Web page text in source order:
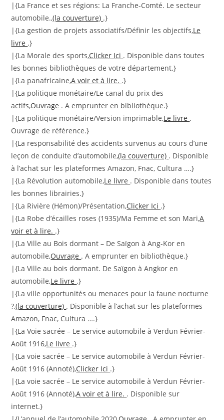
|{La France et ses régions: La Franche-Comté. Le secteur
automobile.,(la couverture) .}
|{La gestion de projets associatifs/Définir les objectifs,Le
livre .}
|{La Morale des sports,Clicker Ici . Disponible dans toutes
les bonnes bibliothèques de votre département.}
|{La panafricaine,A voir et à lire. .}
|{La politique monétaire/Le canal du prix des
actifs,Ouvrage . A emprunter en bibliothèque.}
|{La politique monétaire/Version imprimable,Le livre .
Ouvrage de référence.}
|{La responsabilité des accidents survenus au cours d’une
leçon de conduite d’automobile,(la couverture) . Disponible
à l’achat sur les plateformes Amazon, Fnac, Cultura ….}
|{La Révolution automobile,Le livre . Disponible dans toutes
les bonnes librairies.}
|{La Rivière (Hémon)/Présentation,Clicker Ici .}
|{La Robe d’écailles roses (1935)/Ma Femme et son Mari,A
voir et à lire. .}
|{La Ville au Bois dormant – De Saïgon à Ang-Kor en
automobile,Ouvrage . A emprunter en bibliothèque.}
|{La Ville au bois dormant. De Saïgon à Angkor en
automobile,Le livre .}
|{La ville opportunités ou menaces pour la faune nocturne
?,(la couverture) . Disponible à l’achat sur les plateformes
Amazon, Fnac, Cultura ….}
|{La Voie sacrée – Le service automobile à Verdun Février-
Août 1916,Le livre .}
|{La voie sacrée – Le service automobile à Verdun Février-
Août 1916 (Annoté),Clicker Ici .}
|{La voie sacrée – Le service automobile à Verdun Février-
Août 1916 (Annoté),A voir et à lire. . Disponible sur
internet.}